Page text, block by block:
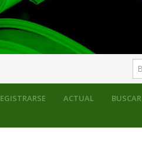
ACTUAL BUSCAR